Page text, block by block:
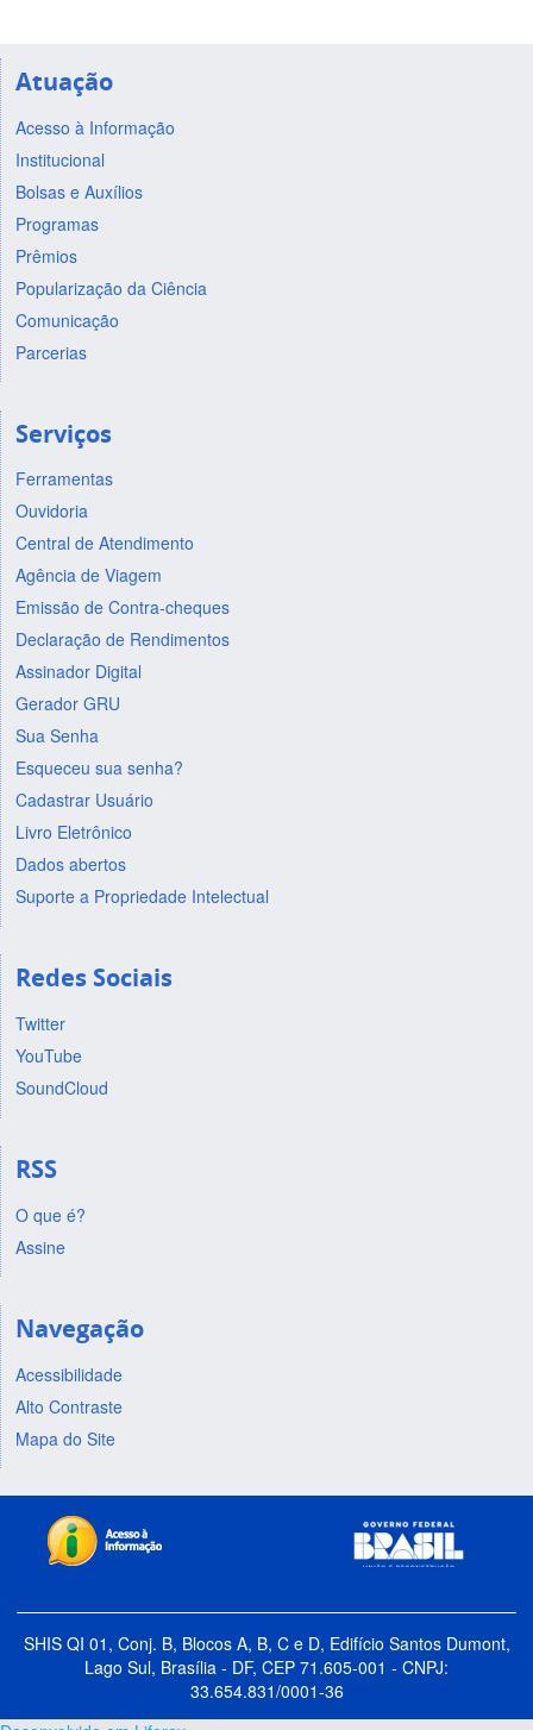
Atuação
Acesso à Informação
Institucional
Bolsas e Auxílios
Programas
Prêmios
Popularização da Ciência
Comunicação
Parcerias
Serviços
Ferramentas
Ouvidoria
Central de Atendimento
Agência de Viagem
Emissão de Contra-cheques
Declaração de Rendimentos
Assinador Digital
Gerador GRU
Sua Senha
Esqueceu sua senha?
Cadastrar Usuário
Livro Eletrônico
Dados abertos
Suporte a Propriedade Intelectual
Redes Sociais
Twitter
YouTube
SoundCloud
RSS
O que é?
Assine
Navegação
Acessibilidade
Alto Contraste
Mapa do Site
SHIS QI 01, Conj. B, Blocos A, B, C e D, Edifício Santos Dumont,
Lago Sul, Brasília - DF, CEP 71.605-001 - CNPJ:
33.654.831/0001-36